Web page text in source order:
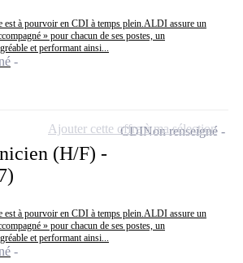
est à pourvoir en CDI à temps plein.ALDI assure un
» pour chacun de ses postes, un
et performant ainsi...
(H/F) -
est à pourvoir en CDI à temps plein.ALDI assure un
» pour chacun de ses postes, un
et performant ainsi...
CDINon renseigné
Ajouter cette offre à ma sélection